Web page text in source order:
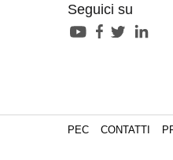
Seguici su
PEC CONTATTI